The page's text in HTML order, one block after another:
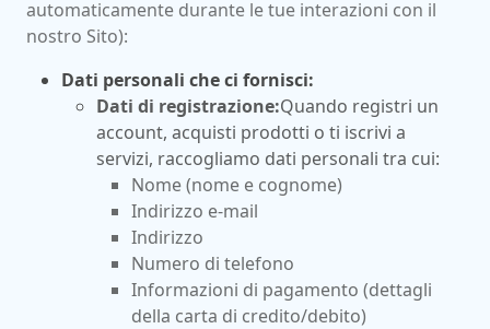
automaticamente durante le tue interazioni con il
nostro Sito):
Dati personali che ci fornisci:
Dati di registrazione:Quando registri un
account, acquisti prodotti o ti iscrivi a
servizi, raccogliamo dati personali tra cui:
Nome (nome e cognome)
Indirizzo e-mail
Indirizzo
Numero di telefono
Informazioni di pagamento (dettagli
della carta di credito/debito)